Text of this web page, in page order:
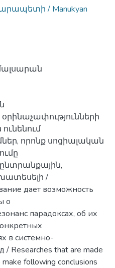
/ Manukyan
որոնք սոցիալական
/
дает возможность
о
парадоксах, об их
в системно-
Researches that are made
following conclusions